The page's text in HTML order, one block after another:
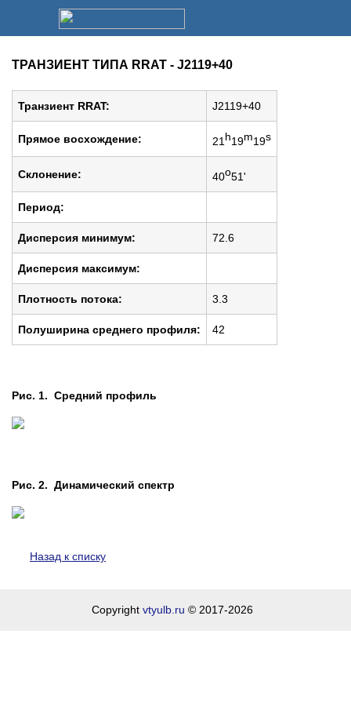
ТРАНЗИЕНТ ТИПА RRAT - J2119+40
Транзиент RRAT: J2119+40
Прямое восхождение: 21 h19m19s
Cклонение: 40o51'
Период:
Дисперсия минимум: 72.6
Дисперсия максимум:
Плотность потока: 3.3
Полуширина среднего профиля: 42
Рис. 1. Средний профиль
Рис. 2. Динамический спектр
Назад к списку
Copyright vtyulb.ru © 2017-2026